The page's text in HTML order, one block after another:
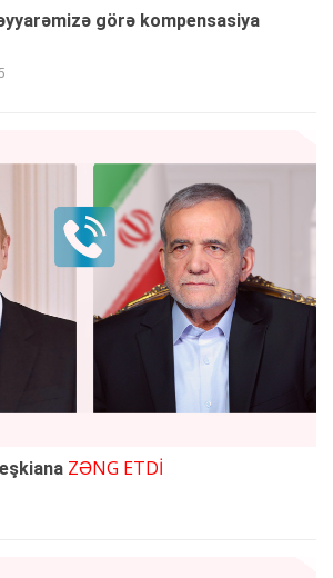
görə kompensasiya
ZƏNG ETDİ